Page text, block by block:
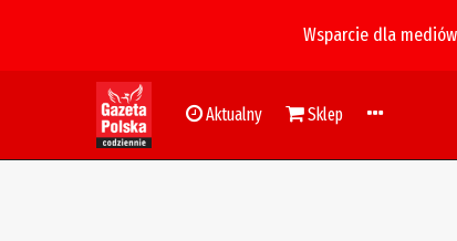
Wsparcie dla
Aktualny Sklep